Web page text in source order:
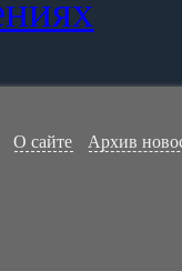
О сайте Архив